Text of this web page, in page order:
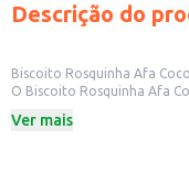
Descrição do
Biscoito Rosquinha Afa
O Biscoito Rosquinha Afa
biscoito com o delicioso
Ver mais